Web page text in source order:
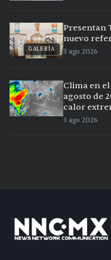
GALERÍA
Presentan
nuevo
3 ago 2026
Clima en
agosto de
calor
3 ago 2026